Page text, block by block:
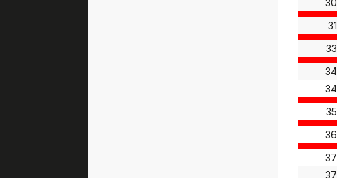
30
31
33
34
34
35
36
37
37